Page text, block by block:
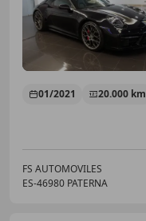
01/2021 20.000 km
FS AUTOMOVILES
ES-46980 PATERNA